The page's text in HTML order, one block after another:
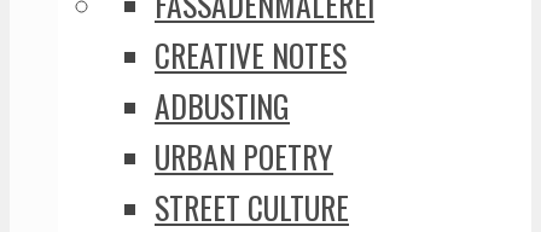
CREATIVE NOTES
ADBUSTING
URBAN POETRY
STREET CULTURE